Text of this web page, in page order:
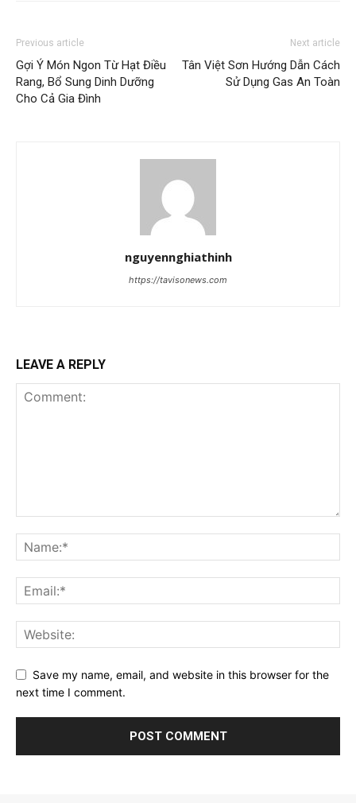
Previous article
Gợi Ý Món Ngon Từ Hạt Điều
Rang, Bổ Sung Dinh Dưỡng
Cho Cả Gia Đình
Next article
Tân Việt Sơn Hướng Dẫn Cách
Sử Dụng Gas An Toàn
nguyennghiathinh
https://tavisonews.com
LEAVE A REPLY
Save my name, email, and website in this browser for the
next time I comment.